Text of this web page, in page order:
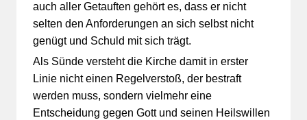
auch aller Getauften gehört es, dass er nicht
selten den Anforderungen an sich selbst nicht
genügt und Schuld mit sich trägt.
Als Sünde versteht die Kirche damit in erster
Linie nicht einen Regelverstoß, der bestraft
werden muss, sondern vielmehr eine
Entscheidung gegen Gott und seinen Heilswillen